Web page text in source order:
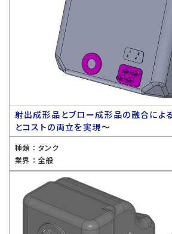
射出成形品とブロー成形品の融合によ
とコストの両立を実現〜
種類 ： タンク
業界 ： 全般